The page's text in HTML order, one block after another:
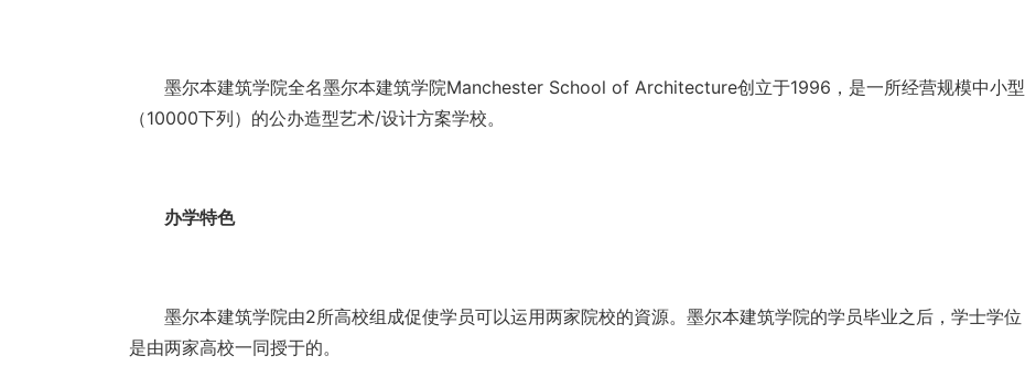
墨尔本建筑学院全名墨尔本建筑学院Manchester School of Architecture创立于1996，是一所经营规模中小型
（10000下列）的公办造型艺术/设计方案学校。
办学特色
墨尔本建筑学院由2所高校组成促使学员可以运用两家院校的資源。墨尔本建筑学院的学员毕业之后，学士学位
是由两家高校一同授于的。